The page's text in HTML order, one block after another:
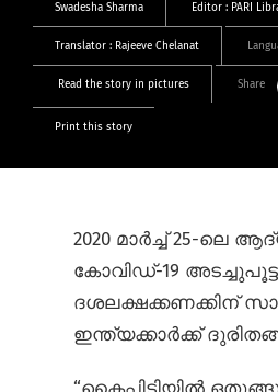
Swadesha Sharma Editor : PARI
Translator : Rajeeve Chelanat
Read the story in pictures Share
Print this story
2020 മാർച്ച് 25-ലെ
കോവിഡ്-19
ദശലക്ഷക്കണക്കിന്
ഇന്ത്യക്കാർക്ക്